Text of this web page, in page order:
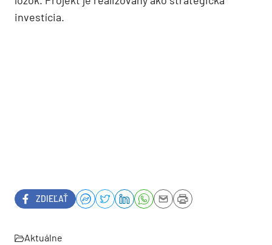
investícia.
ZDIEĽAŤ
Aktuálne